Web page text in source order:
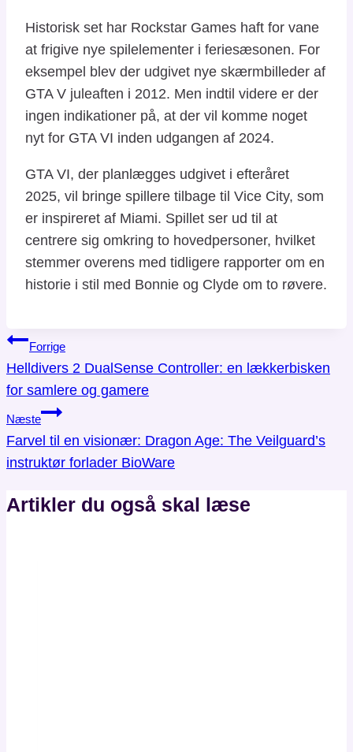
Historisk set har Rockstar Games haft for vane
at frigive nye spilelementer i feriesæsonen. For
eksempel blev der udgivet nye skærmbilleder af
GTA V juleaften i 2012. Men indtil videre er der
ingen indikationer på, at der vil komme noget
nyt for GTA VI inden udgangen af 2024.
GTA VI, der planlægges udgivet i efteråret
2025, vil bringe spillere tilbage til Vice City, som
er inspireret af Miami. Spillet ser ud til at
centrere sig omkring to hovedpersoner, hvilket
stemmer overens med tidligere rapporter om en
historie i stil med Bonnie og Clyde om to røvere.
Indlægsnavigation
Forrige
Helldivers 2 DualSense Controller: en lækkerbisken
for samlere og gamere
Næste
Farvel til en visionær: Dragon Age: The Veilguard’s
instruktør forlader BioWare
Artikler du også skal læse